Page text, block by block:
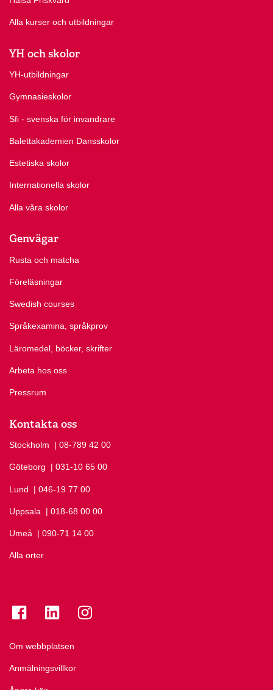
Alla kurser och utbildningar
YH och skolor
YH-utbildningar
Gymnasieskolor
Sfi - svenska för invandrare
Balettakademien Dansskolor
Estetiska skolor
Internationella skolor
Alla våra skolor
Genvägar
Rusta och matcha
Föreläsningar
Swedish courses
Språkexamina, språkprov
Läromedel, böcker, skrifter
Arbeta hos oss
Pressrum
Kontakta oss
Stockholm Ring Stockholm på
| 08-789 42 00
Göteborg Ring Göteborg på
| 031-10 65 00
Lund Ring Lund på
| 046-19 77 00
Uppsala Ring Uppsala på
| 018-68 00 00
Umeå Ring Umeå på
| 090-71 14 00
Alla orter
Om webbplatsen
Anmälningsvillkor
Se folkuniversitetet på Facebook
Se folkuniversitetet på LinkedIn